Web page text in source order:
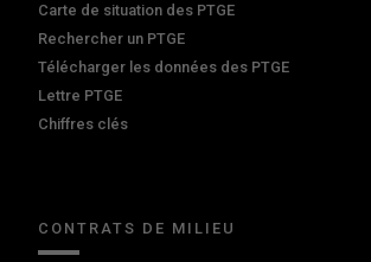
Carte de situation des PTGE
Rechercher un PTGE
Télécharger les données des PTGE
Lettre PTGE
Chiffres clés
CONTRATS DE MILIEU